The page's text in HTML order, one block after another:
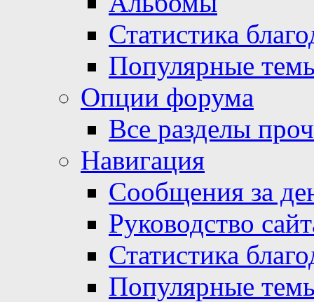
Статистика
Популярные
Опции форума
Все разделы
Навигация
Сообщения за
Руководство
Статистика
Популярные